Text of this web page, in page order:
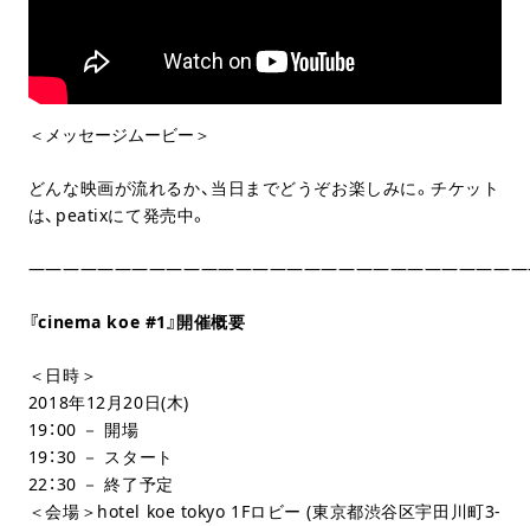
＜メッセージムービー＞
どんな映画が流れるか、当日までどうぞお楽しみに。チケット
は、 peatixにて発売中。
『cinema koe #1』開催概要
＜日時＞
2018年12月20日(木)
19：00 － 開場
19：30 － スタート
22：30 － 終了予定
＜会場＞ hotel koe tokyo 1Fロビー (東京都渋谷区宇田川町3-